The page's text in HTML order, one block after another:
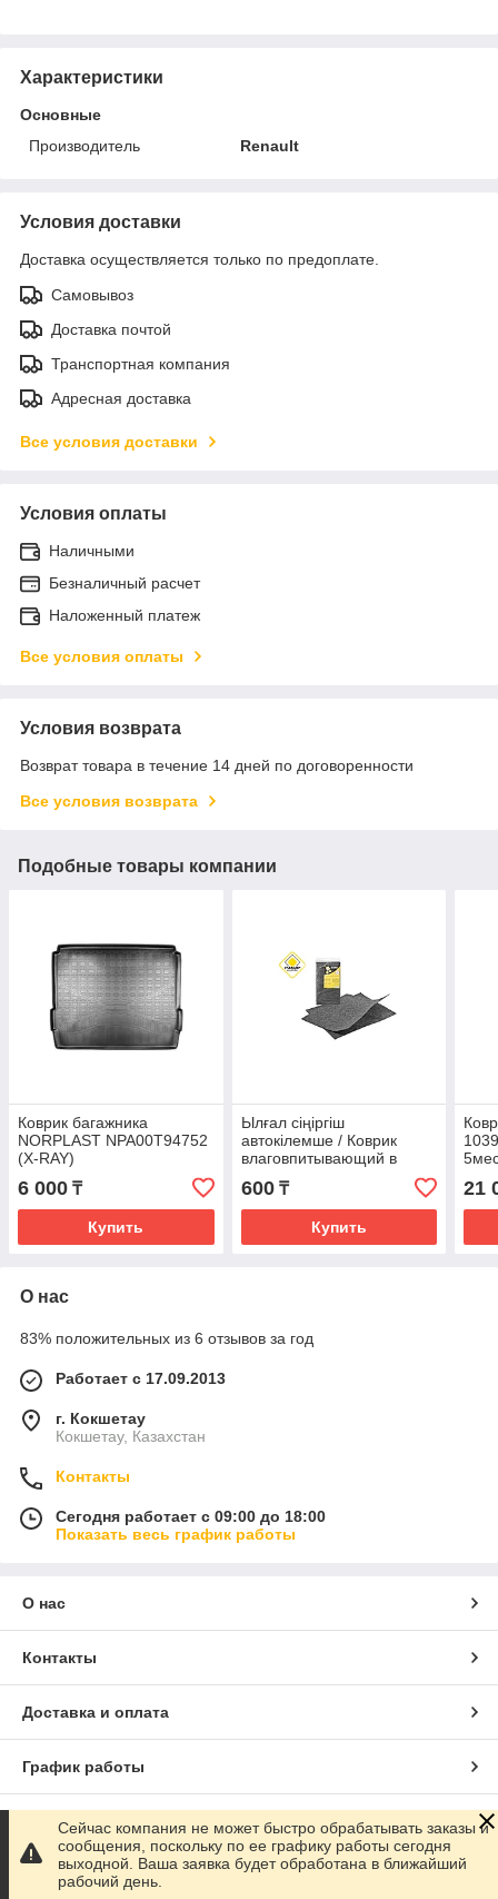
Характеристики
Основные
Производитель
Renault
Условия доставки
Доставка осуществляется только по предоплате.
Самовывоз
Доставка почтой
Транспортная компания
Адресная доставка
Все условия доставки
Условия оплаты
Наличными
Безналичный расчет
Наложенный платеж
Все условия оплаты
Условия возврата
Возврат товара в течение 14 дней по договоренности
Все условия возврата
Подобные товары компании
Коврик багажника
NORPLAST NPA00T94752
(X-RAY)
6 000 ₸
Купить
Ылғал сіңіргіш
автокілемше / Коврик
влаговпитывающий в
салон ГЛАВДОР GL-144.
40х45 см (2 шт.) /100
600₸
Купить
21
О нас
83% положительных из 6 отзывов за год
Работает с 17.09.2013
г. Кокшетау
Кокшетау, Казахстан
Контакты
Сегодня работает с 09:00 до 18:00
Показать весь график работы
О нас
Контакты
Доставка и оплата
График работы
Полная версия сайта
Сайт создан на маркетплейсе Satu.kz
Сейчас компания не может быстро обрабатывать заказы и
сообщения, поскольку по ее графику работы сегодня
выходной. Ваша заявка будет обработана в ближайший
рабочий день.